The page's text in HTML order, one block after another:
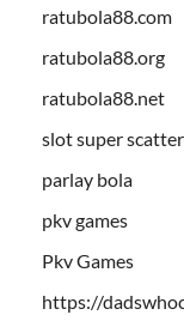
ratubola88.com
ratubola88.org
ratubola88.net
slot super scatter
parlay bola
pkv games
Pkv Games
https://